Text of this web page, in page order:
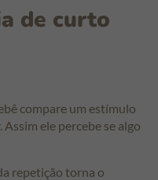
de curto
compare um estímulo
ele percebe se algo
repetição torna o